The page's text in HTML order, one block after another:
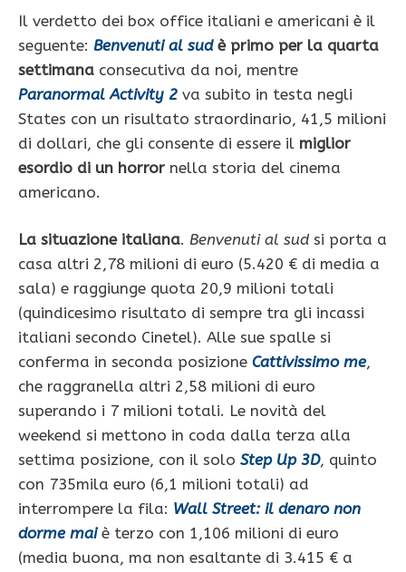
Il verdetto dei box office italiani e americani è il
seguente: Benvenuti al sudè primo per la quarta
settimana consecutiva da noi, mentre
Paranormal Activity 2 va subito in testa negli
States con un risultato straordinario, 41,5 milioni
di dollari, che gli consente di essere il miglior
esordio di un horror nella storia del cinema
americano.
La situazione italiana. Benvenuti al sud si porta a
casa altri 2,78 milioni di euro (5.420 € di media a
sala) e raggiunge quota 20,9 milioni totali
(quindicesimo risultato di sempre tra gli incassi
italiani secondo Cinetel). Alle sue spalle si
conferma in seconda posizione Cattivissimo me,
che raggranella altri 2,58 milioni di euro
superando i 7 milioni totali. Le novità del
weekend si mettono in coda dalla terza alla
settima posizione, con il solo Step Up 3D, quinto
con 735mila euro (6,1 milioni totali) ad
interrompere la fila: Wall Street: il denaro non
dorme maiè terzo con 1,106 milioni di euro
(media buona, ma non esaltante di 3.415 € a